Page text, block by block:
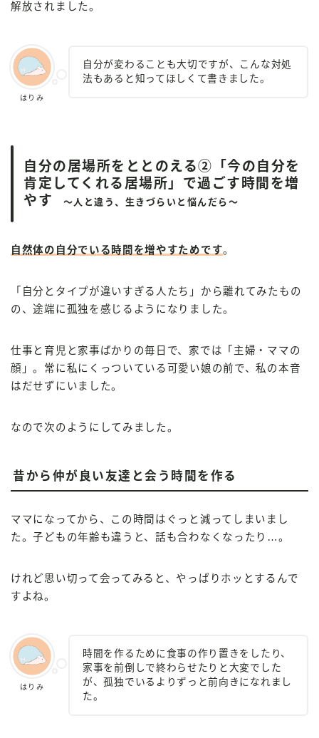
解放されました。
はりみ
自分が変わることも大切ですが、こんな対処
法もあると知ってほしくて書きました。
自分の居場所をととのえる②「今の自分を
肯定してくれる居場所」で過ごす時間を増
やす
～人と違う、生きづらいと悩んだら～
自然体の自分でいる時間を増やすためです。
「自分とタイプが違いすぎる人たち」から離れてみたもの
の、途端に孤独を感じるようになりました。
仕事と育児と家事ばかりの毎日で、家では「主婦・ママの
顔」。常に私にくっついている可愛い娘の前で、私の本音
はだせずにいました。
なので次のようにしてみました。
昔から仲が良い友達と会う時間を作る
ママになってから、この時間はぐっと減ってしまいまし
た。子どもの年齢も違うと、話も合わなくなったり…。
けれど思い切って会ってみると、やっぱりホッとするんで
すよね。
はりみ
時間を作るために食事の作り置きをしたり、
家事を前倒しで終わらせたりと大変でした
が、孤独でいるよりずっと前向きになれまし
た。